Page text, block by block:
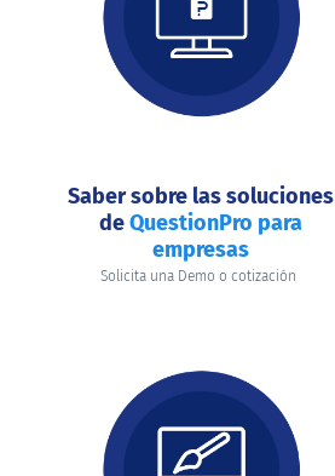
hacer
Saber sobre las soluciones
deQuestionPro para
empresas
Solicita una Demo o cotización